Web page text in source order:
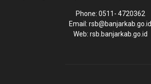
Phone: 0511- 4720362
Email: rsb@banjarkab.go.id
Web: rsb.banjarkab.go.id